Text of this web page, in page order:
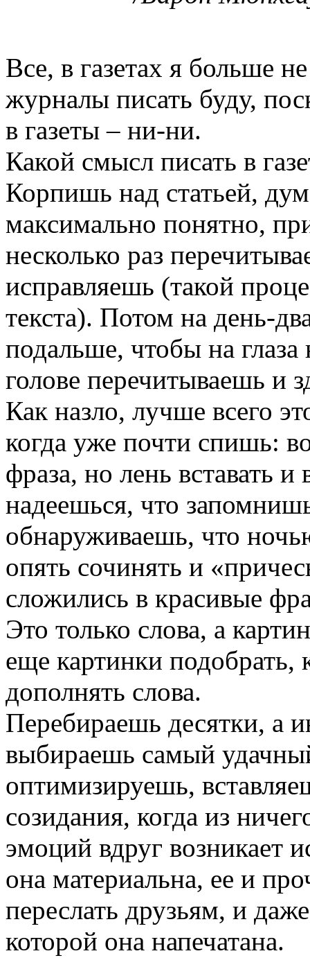
Все, в газетах я больше
журналы писать буду,
в газеты – ни-ни.
Какой смысл писать в
Корпишь над статьей,
максимально понятно,
несколько раз
исправляешь (такой
текста). Потом на день-
подальше, чтобы на
голове перечитываешь и
Как назло, лучше всего
когда уже почти спишь:
фраза, но лень вставать
надеешься, что
обнаруживаешь, что
опять сочинять и
сложились в красивые
Это только слова, а
еще картинки подобрать,
дополнять слова.
Перебираешь десятки, а
выбираешь самый
оптимизируешь,
созидания, когда из
эмоций вдруг возникает
она материальна, ее и
переслать друзьям, и
которой она напечатана.